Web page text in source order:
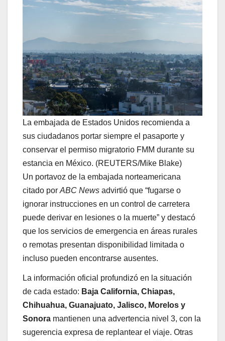
La embajada de Estados Unidos recomienda a
sus ciudadanos portar siempre el pasaporte y
conservar el permiso migratorio FMM durante su
estancia en México. (REUTERS/Mike Blake)
Un portavoz de la embajada norteamericana
citado por ABC News advirtió que “fugarse o
ignorar instrucciones en un control de carretera
puede derivar en lesiones o la muerte” y destacó
que los servicios de emergencia en áreas rurales
o remotas presentan disponibilidad limitada o
incluso pueden encontrarse ausentes.
La información oficial profundizó en la situación
de cada estado: Baja California, Chiapas,
Chihuahua, Guanajuato, Jalisco, Morelos y
Sonora mantienen una advertencia nivel 3, con la
sugerencia expresa de replantear el viaje. Otras